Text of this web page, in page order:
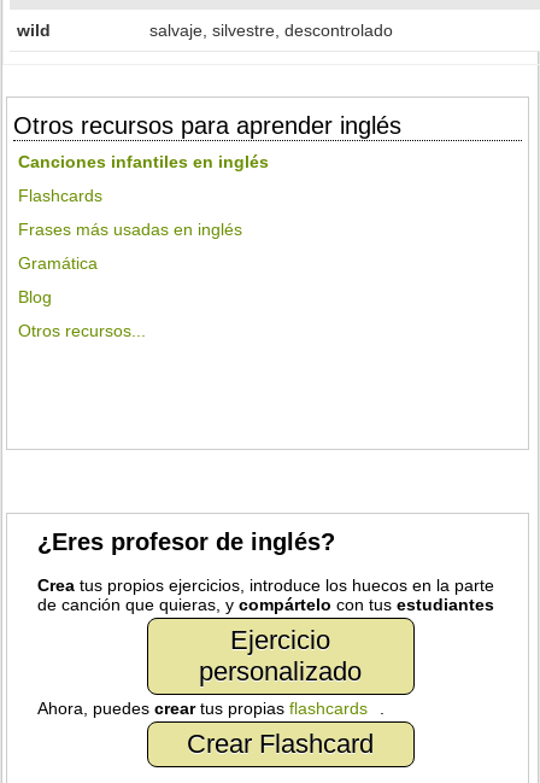
wild salvaje, silvestre, descontrolado
Otros recursos para aprender inglés
Canciones infantiles en inglés
Flashcards
Frases más usadas en inglés
Gramática
Blog
Otros recursos...
¿Eres profesor de inglés?
Crea tus propios ejercicios, introduce los huecos en la parte
de canción que quieras, ycompártelo con tusestudiantes
Ejercicio
personalizado
Ahora, puedescreartus propiasflashcards
Crear Flashcard